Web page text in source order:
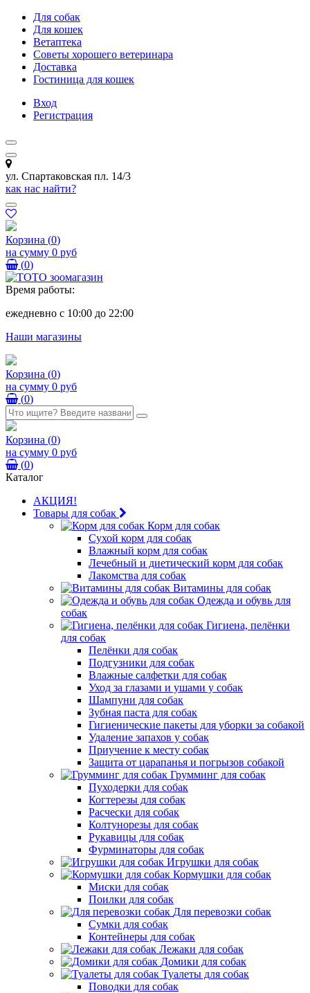
Для собак
Для кошек
Ветаптека
Советы хорошего ветеринара
Доставка
Гостиница для кошек
Вход
Регистрация
ул. Спартаковская пл. 14/3
как нас найти?
Корзина (0)
на сумму 0 руб
(0)
Время работы:
ежедневно с 10:00 до 22:00
Наши магазины
Корзина (0)
на сумму 0 руб
(0)
Корзина (0)
на сумму 0 руб
(0)
Каталог
АКЦИЯ!
Товары для собак
Корм для собак
Сухой корм для собак
Влажный корм для собак
Лечебный и диетический корм для собак
Лакомства для собак
Витамины для собак
Одежда и обувь для
собак
Гигиена, пелёнки
для собак
Пелёнки для собак
Подгузники для собак
Влажные салфетки для собак
Уход за глазами и ушами у собак
Шампуни для собак
Зубная паста для собак
Гигиенические пакеты для уборки за собакой
Удаление запахов у собак
Приучение к месту собак
Защита от царапанья и погрызов собакой
Грумминг для собак
Пуходерки для собак
Когтерезы для собак
Расчески для собак
Колтунорезы для собак
Рукавицы для собак
Фурминаторы для собак
Игрушки для собак
Кормушки для собак
Миски для собак
Поилки для собак
Для перевозки собак
Сумки для собак
Контейнеры для собак
Лежаки для собак
Домики для собак
Туалеты для собак
Поводки для собак